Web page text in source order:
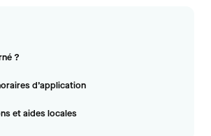
?
d’application
et aides locales